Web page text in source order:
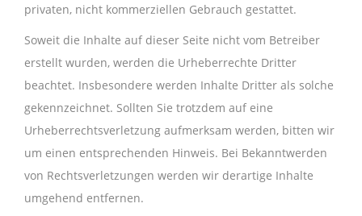
privaten, nicht kommerziellen Gebrauch gestattet.
Soweit die Inhalte auf dieser Seite nicht vom Betreiber
erstellt wurden, werden die Urheberrechte Dritter
beachtet. Insbesondere werden Inhalte Dritter als solche
gekennzeichnet. Sollten Sie trotzdem auf eine
Urheberrechtsverletzung aufmerksam werden, bitten wir
um einen entsprechenden Hinweis. Bei Bekanntwerden
von Rechtsverletzungen werden wir derartige Inhalte
umgehend entfernen.